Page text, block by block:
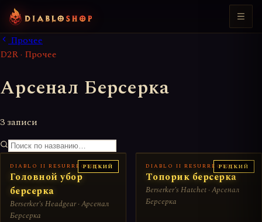
Прочее
D2R · Прочее
Арсенал Берсерка
3 записи
РЕДКИЙ
DIABLO II RESURRECTED
Головной убор
берсерка
Berserker's Headgear · Арсенал
Берсерка
РЕДКИЙ
DIABLO II RESURRECTED
Топорик берсерка
Berserker's Hatchet · Арсенал
Берсерка